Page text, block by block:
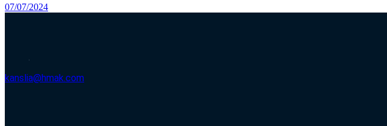
07/07/2024
kanslia@hmak.com